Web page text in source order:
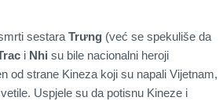
sestara Trưng (već se spekuliše da
i Nhi su bile nacionalni heroji
od strane Kineza koji su napali Vijetnam,
Uspjele su da potisnu Kineze i